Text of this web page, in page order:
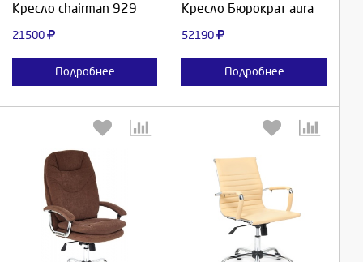
Кресло chairman 929
21500
Подробнее
Кресло Бюрократ aura
52190
Подробнее
Выберите количество: Выберите количество: